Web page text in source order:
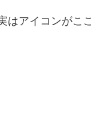
アイコンがこ